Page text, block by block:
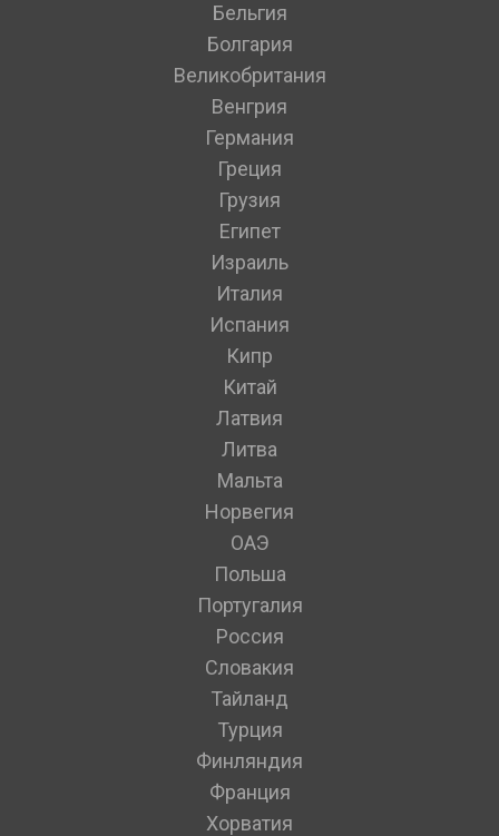
Бельгия
Болгария
Великобритания
Венгрия
Германия
Греция
Грузия
Египет
Израиль
Италия
Испания
Кипр
Китай
Латвия
Литва
Мальта
Норвегия
ОАЭ
Польша
Португалия
Россия
Словакия
Тайланд
Турция
Финляндия
Франция
Хорватия